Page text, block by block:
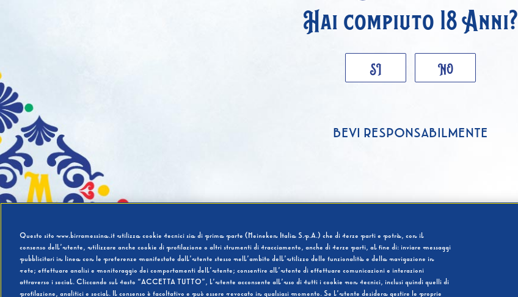
Hai compiuto 18 Anni?
SI NO
BEVI RESPONSABILMENTE
Questo sito www.birramessina.it utilizza cookie tecnici sia di prima parte (Heineken Italia S.p.A.) che di terze parti e potrà, con il
consenso dell’utente, utilizzare anche cookie di profilazione o altri strumenti di tracciamento, anche di terze parti, al fine di: inviare messaggi
pubblicitari in linea con le preferenze manifestate dall’utente stesso nell’ambito dell’utilizzo delle funzionalità e della navigazione in
rete; effettuare analisi e monitoraggio dei comportamenti dell’utente; consentire all’utente di effettuare comunicazioni e interazioni
attraverso i social. Cliccando sul tasto “ACCETTA TUTTO”, l’utente acconsente all’uso di tutti i cookie non tecnici, inclusi quindi quelli di
profilazione, analitici e social. Il consenso è facoltativo e può essere revocato in qualsiasi momento. Se l’utente desidera gestire le proprie